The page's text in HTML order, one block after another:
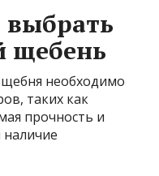
щебень
необходимо
таких как
прочность и